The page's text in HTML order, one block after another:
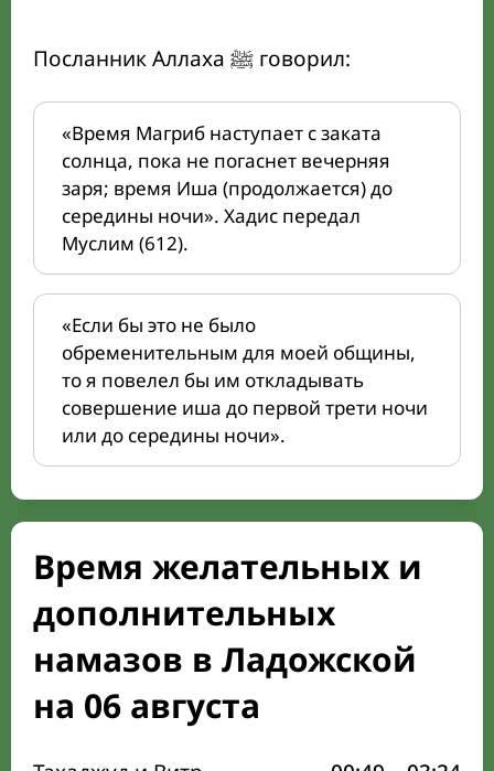
Посланник Аллаха ﷺ говорил:
«Время Магриб наступает с заката
солнца, пока не погаснет вечерняя
заря; время Иша (продолжается) до
середины ночи». Хадис передал
Муслим (612).
«Если бы это не было
обременительным для моей общины,
то я повелел бы им откладывать
совершение иша до первой трети ночи
или до середины ночи».
Время желательных и
дополнительных
намазов в Ладожской
на 06 августа